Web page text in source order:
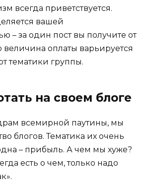
всегда приветствуется.
вашей
– за один пост вы получите от
величина оплаты варьируется
тематики группы.
на своем блоге
всемирной паутины, мы
блогов. Тематика их очень
– прибыль. А чем мы хуже?
есть о чем, только надо